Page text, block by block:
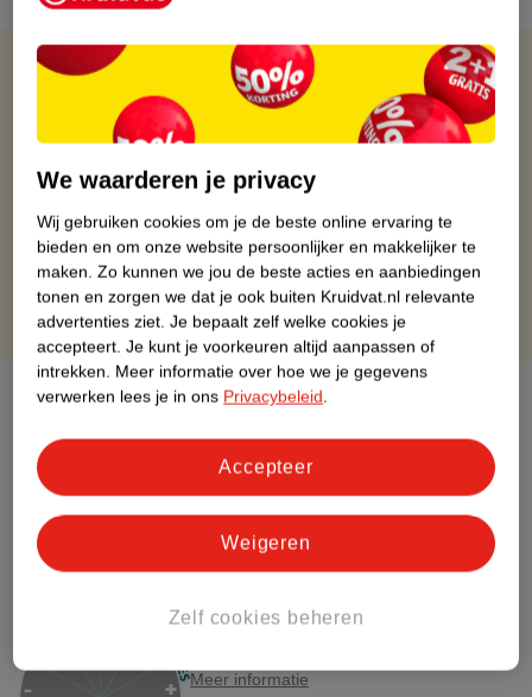
Kruidvat is altijd voordelig
Gratis ophalen in de winkel
Gratis thuisbezorgd vanaf 50.00
Gratis retourneren binnen 30 dagen
Gratis punten met je Kruidvat kaart
Over dit product
Productinformatie
Etiketinformatie
Dit product heeft (nog) geen Nature
Meer informatie
We waarderen je privacy
Wij gebruiken cookies om je de beste online ervaring te
bieden en om onze website persoonlijker en makkelijker te
maken. Zo kunnen we jou de beste acties en aanbiedingen
tonen en zorgen we dat je ook buiten Kruidvat.nl relevante
advertenties ziet. Je bepaalt zelf welke cookies je
accepteert. Je kunt je voorkeuren altijd aanpassen of
intrekken. Meer informatie over hoe we je gegevens
verwerken lees je in ons Privacybeleid.
Zelf cookies beheren
Weigeren
Accepteer